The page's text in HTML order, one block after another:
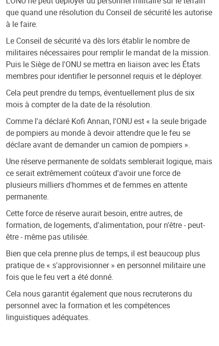
que quand une résolution du Conseil de sécurité les autorise
à le faire.
Le Conseil de sécurité va dès lors établir le nombre de
militaires nécessaires pour remplir le mandat de la mission.
Puis le Siège de l'ONU se mettra en liaison avec les États
membres pour identifier le personnel requis et le déployer.
Cela peut prendre du temps, éventuellement plus de six
mois à compter de la date de la résolution.
Comme l'a déclaré Kofi Annan, l'ONU est « la seule brigade
de pompiers au monde à devoir attendre que le feu se
déclare avant de demander un camion de pompiers ».
Une réserve permanente de soldats semblerait logique, mais
ce serait extrêmement coûteux d'avoir une force de
plusieurs milliers d'hommes et de femmes en attente
permanente.
Cette force de réserve aurait besoin, entre autres, de
formation, de logements, d'alimentation, pour n'être - peut-
être - même pas utilisée.
Bien que cela prenne plus de temps, il est beaucoup plus
pratique de « s'approvisionner » en personnel militaire une
fois que le feu vert a été donné.
Cela nous garantit également que nous recruterons du
personnel avec la formation et les compétences
linguistiques adéquates.